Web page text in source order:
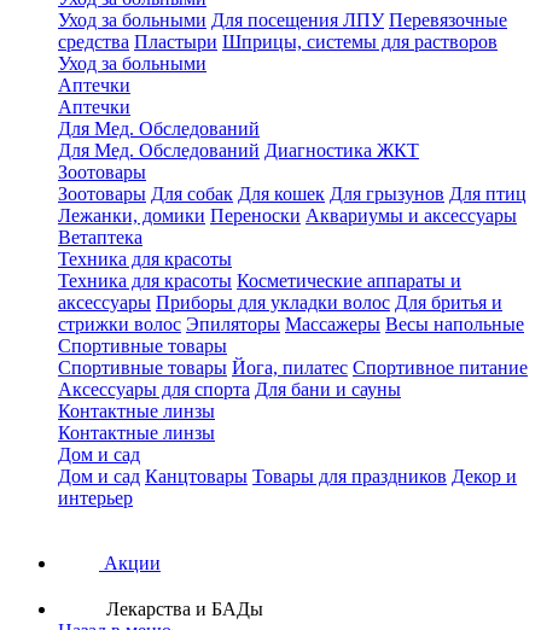
Уход за больными Для посещения ЛПУ Перевязочные
средства Пластыри Шприцы, системы для растворов
Уход за больными
Аптечки
Аптечки
Для Мед. Обследований
Для Мед. Обследований Диагностика ЖКТ
Зоотовары
Зоотовары Для собак Для кошек Для грызунов Для птиц
Лежанки, домики Переноски Аквариумы и аксессуары
Ветаптека
Техника для красоты
Техника для красоты Косметические аппараты и
аксессуары Приборы для укладки волос Для бритья и
стрижки волос Эпиляторы Массажеры Весы напольные
Спортивные товары
Спортивные товары Йога, пилатес Спортивное питание
Аксессуары для спорта Для бани и сауны
Контактные линзы
Контактные линзы
Дом и сад
Дом и сад Канцтовары Товары для праздников Декор и
интерьер
Акции
Лекарства и БАДы